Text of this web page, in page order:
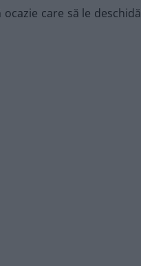
care să le deschidă